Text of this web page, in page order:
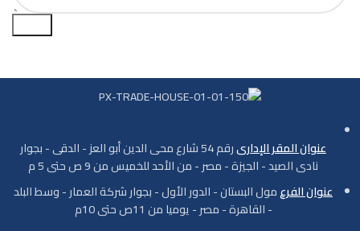
عنوان المقر الإدارى
رقم 54 شارع محى الدين أبو العز - الدقى - بجوار
نادى الصيد - الجيزة - مصر - من الأحد للخميس من 9 ص حتى 5 م
عنوان الفرعمول البستان - الدور الأول - بجوار شركة العمار - وسط البلد
- القاهرة - مصر - يوميا من 11ص حتى 10م